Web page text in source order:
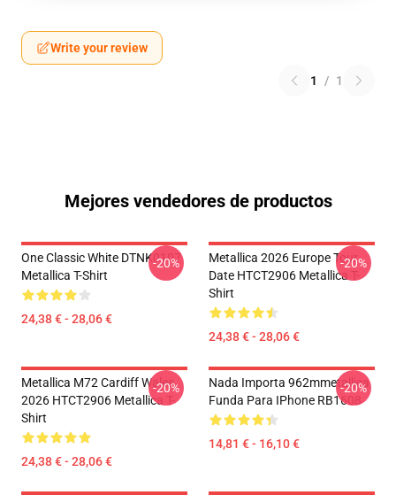
Write your review
1 / 1
Mejores vendedores de productos
One Classic White DTNK0107
Metallica T-Shirt
24,38 € - 28,06 €
-20%
Metallica 2026 Europe Tour
Date HTCT2906 Metallica T-
Shirt
24,38 € - 28,06 €
-20%
Metallica M72 Cardiff Wales
2026 HTCT2906 Metallica T-
Shirt
24,38 € - 28,06 €
-20%
Nada Importa 962mmetallica
Funda Para IPhone RB1608
14,81 € - 16,10 €
-20%